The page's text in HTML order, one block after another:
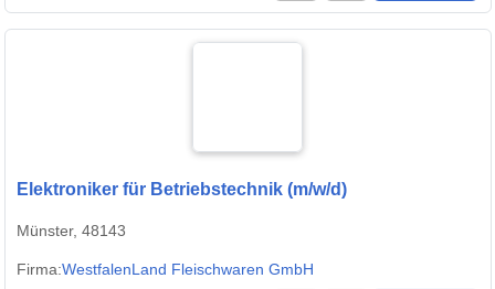
Elektroniker für Betriebstechnik (m/w/d)
Münster, 48143
Firma:WestfalenLand Fleischwaren GmbH